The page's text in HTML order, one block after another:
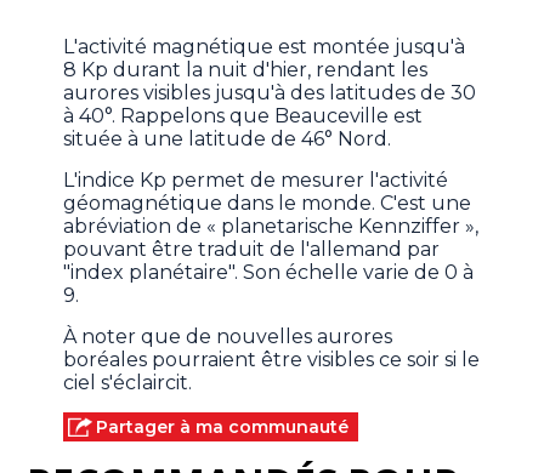
L'activité magnétique est montée jusqu'à
8 Kp durant la nuit d'hier, rendant les
aurores visibles jusqu'à des latitudes de 30
à 40°. Rappelons que Beauceville est
située à une latitude de 46° Nord.
L'indice Kp permet de mesurer l'activité
géomagnétique dans le monde. C'est une
abréviation de « planetarische Kennziffer »,
pouvant être traduit de l'allemand par
"index planétaire". Son échelle varie de 0 à
9.
À noter que de nouvelles aurores
boréales pourraient être visibles ce soir si le
ciel s'éclaircit.
Partager à ma communauté